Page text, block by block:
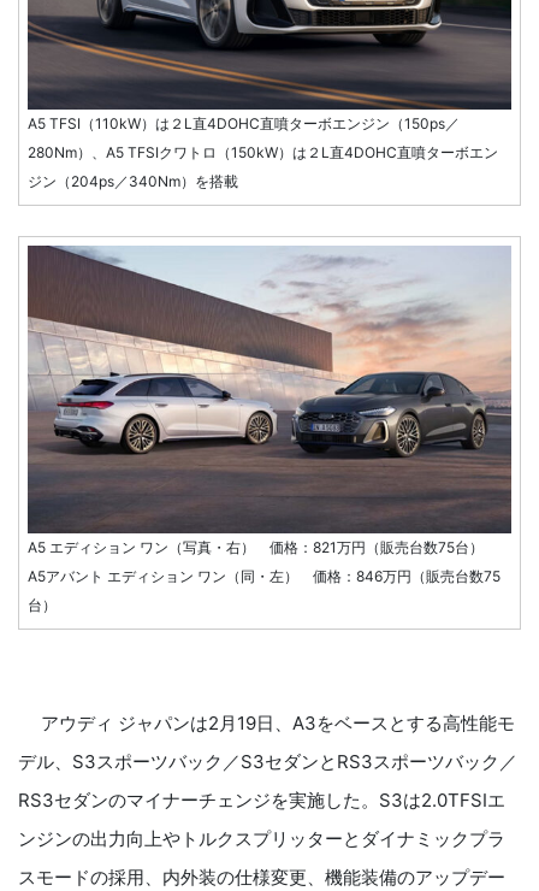
A5 TFSI（110kW）は２L直4DOHC直噴ターボエンジン（150ps／
280Nm）、A5 TFSIクワトロ（150kW）は２L直4DOHC直噴ターボエン
ジン（204ps／340Nm）を搭載
A5 エディション ワン（写真・右） 価格：821万円（販売台数75台）
A5アバント エディション ワン（同・左） 価格：846万円（販売台数75
台）
アウディ ジャパンは2月19日、A3をベースとする高性能モ
デル、S3スポーツバック／S3セダンとRS3スポーツバック／
RS3セダンのマイナーチェンジを実施した。S3は2.0TFSIエ
ンジンの出力向上やトルクスプリッターとダイナミックプラ
スモードの採用、内外装の仕様変更、機能装備のアップデー